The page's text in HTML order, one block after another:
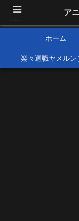
アニメオタクで元サラリ
ホーム
楽々退職ヤメルン
ア